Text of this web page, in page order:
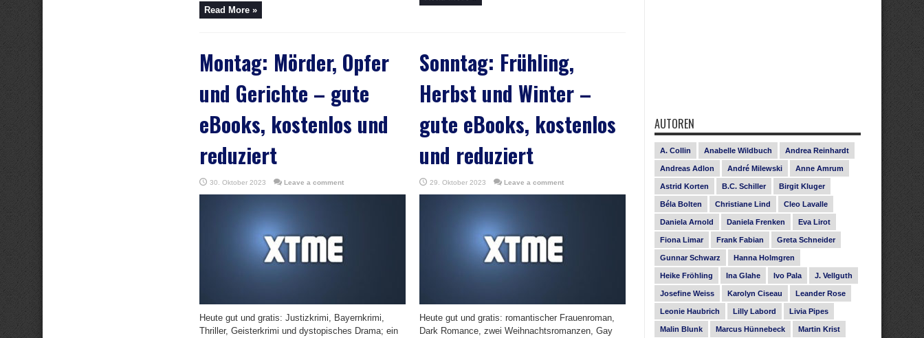
Read More »
Montag: Mörder, Opfer
und Gerichte – gute
eBooks, kostenlos und
reduziert
30. Oktober 2023 Leave a comment
Heute gut und gratis: Justizkrimi, Bayernkrimi,
Thriller, Geisterkrimi und dystopisches Drama; ein
Sonntag: Frühling,
Herbst und Winter –
gute eBooks, kostenlos
und reduziert
29. Oktober 2023 Leave a comment
Heute gut und gratis: romantischer Frauenroman,
Dark Romance, zwei Weihnachtsromanzen, Gay
AUTOREN
A. Collin Anabelle Wildbuch Andrea Reinhardt
Andreas Adlon André Milewski Anne Amrum
Astrid Korten B.C. Schiller Birgit Kluger
Béla Bolten Christiane Lind Cleo Lavalle
Daniela Arnold Daniela Frenken Eva Lirot
Fiona Limar Frank Fabian Greta Schneider
Gunnar Schwarz Hanna Holmgren
Heike Fröhling Ina Glahe Ivo Pala J. Vellguth
Josefine Weiss Karolyn Ciseau Leander Rose
Leonie Haubrich Lilly Labord Livia Pipes
Malin Blunk Marcus Hünnebeck Martin Krist